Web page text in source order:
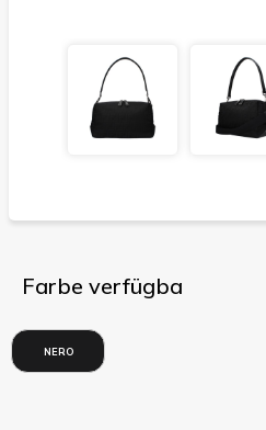
Farbe verfügba
NERO